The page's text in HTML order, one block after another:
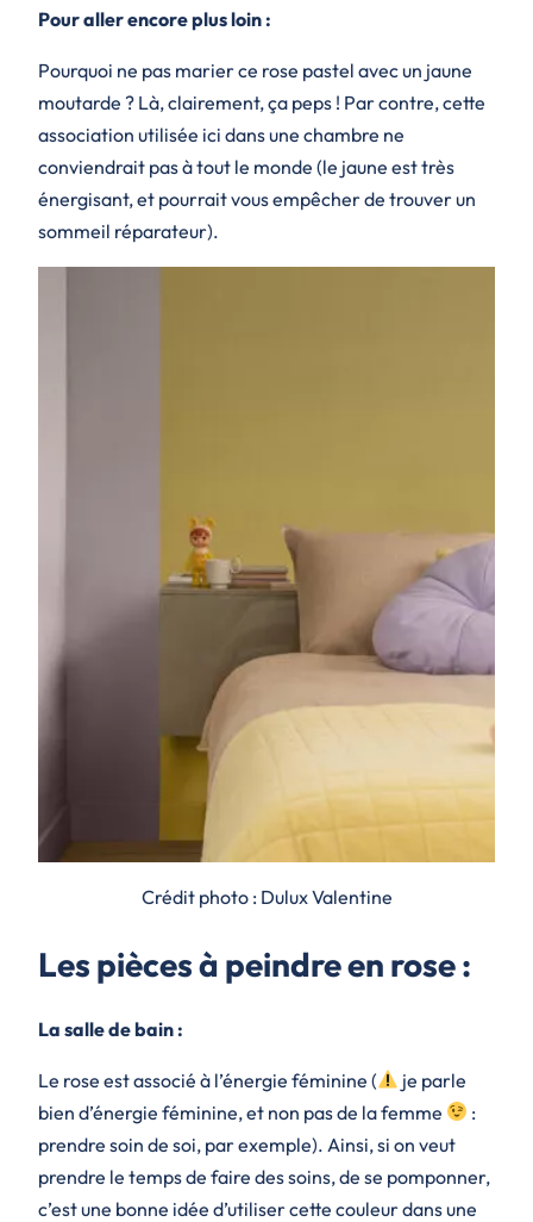
Pour aller encore plus loin :
Pourquoi ne pas marier ce rose pastel avec un jaune
moutarde ? Là, clairement, ça peps ! Par contre, cette
association utilisée ici dans une chambre ne
conviendrait pas à tout le monde (le jaune est très
énergisant, et pourrait vous empêcher de trouver un
sommeil réparateur).
Crédit photo : Dulux Valentine
Les pièces à peindre en rose :
La salle de bain :
Le rose est associé à l’énergie féminine (
je parle
bien d’énergie féminine, et non pas de la femme
:
prendre soin de soi, par exemple). Ainsi, si on veut
prendre le temps de faire des soins, de se pomponner,
c’est une bonne idée d’utiliser cette couleur dans une